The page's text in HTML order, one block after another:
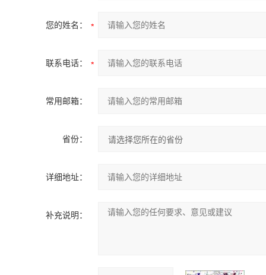
您的姓名：
联系电话：
常用邮箱：
省份：
详细地址：
补充说明：